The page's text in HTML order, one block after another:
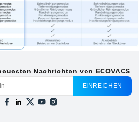
Nachrichten von ECOVACS
EINREICHEN